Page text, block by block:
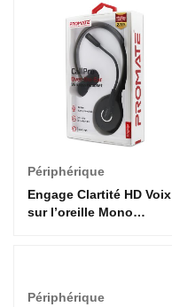
Périphérique
Engage Clartité HD Voix
sur l’oreille Mono
Périphérique